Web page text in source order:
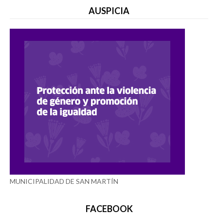
AUSPICIA
MUNICIPALIDAD DE SAN MARTÍN
FACEBOOK